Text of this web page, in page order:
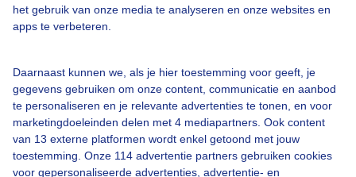
het gebruik van onze media te analyseren en onze websites en
apps te verbeteren.
Daarnaast kunnen we, als je hier toestemming voor geeft, je
gegevens gebruiken om onze content, communicatie en aanbod
te personaliseren en je relevante advertenties te tonen, en voor
marketingdoeleinden delen met 4 mediapartners. Ook content
van 13 externe platformen wordt enkel getoond met jouw
toestemming. Onze 114 advertentie partners gebruiken cookies
voor gepersonaliseerde advertenties, advertentie- en
Toegankelijkheid
Buienradar Team
Privacy beleid
Cookie beleid
Privacy instellingen